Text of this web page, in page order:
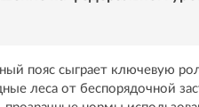
пояс сыграет ключевую
леса от беспорядочной